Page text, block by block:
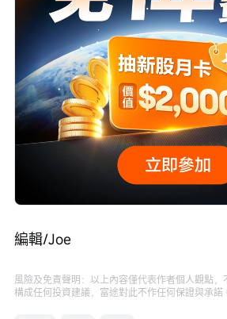
編輯/Joe
風險及免責聲明：以上內容僅代表作者個人觀點
構成任何投資建議，富途對此不作任何保證與承諾